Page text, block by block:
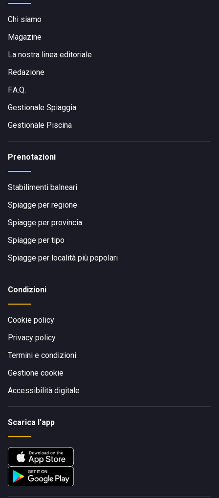
Chi siamo
Magazine
La nostra linea editoriale
Redazione
F.A.Q.
Gestionale Spiaggia
Gestionale Piscina
Prenotazioni
Stabilimenti balneari
Spiagge per regione
Spiagge per provincia
Spiagge per tipo
Spiagge per località più popolari
Condizioni
Cookie policy
Privacy policy
Termini e condizioni
Gestione cookie
Accessibilità digitale
Scarica l'app